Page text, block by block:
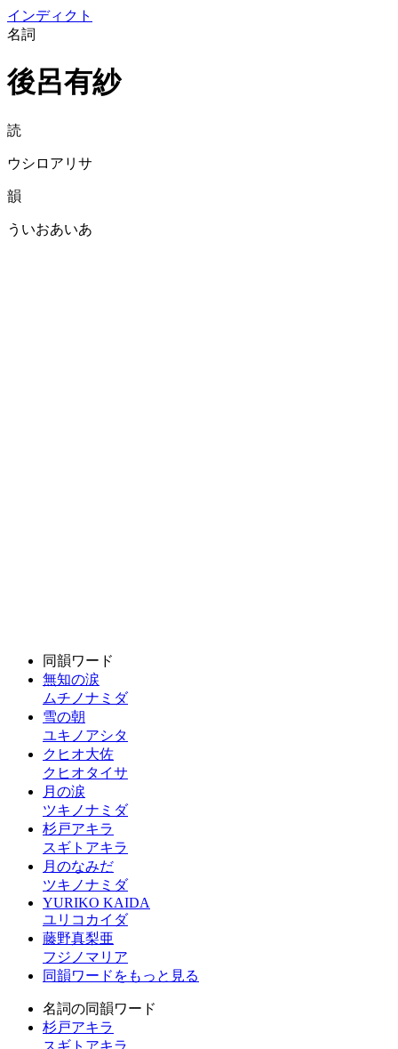
インディクト
名詞
後呂有紗
読
ウシロアリサ
韻
ういおあいあ
同韻ワード
無知の涙
ムチノナミダ
雪の朝
ユキノアシタ
クヒオ大佐
クヒオタイサ
月の涙
ツキノナミダ
杉戸アキラ
スギトアキラ
月のなみだ
ツキノナミダ
YURIKO KAIDA
ユリコカイダ
藤野真梨亜
フジノマリア
同韻ワードをもっと見る
名詞の同韻ワード
杉戸アキラ
スギトアキラ